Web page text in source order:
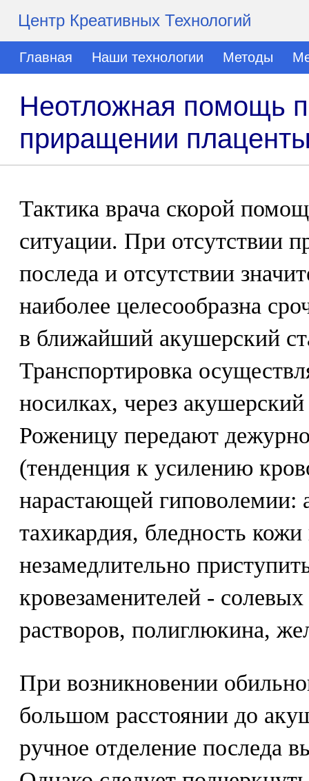
Центр Креативных Технологий
Главная Наши технологии Методы
Неотложная помощь
приращении
Тактика врача скорой
ситуации. При отсутствии
последа и отсутствии
наиболее целесообразна
в ближайший акушерский
Транспортировка
носилках, через
Роженицу передают
(тенденция к усилению
нарастающей гиповолемии:
тахикардия, бледность
незамедлительно
кровезаменителей -
растворов, полиглюкина,
При возникновении
большом расстоянии до
ручное отделение последа